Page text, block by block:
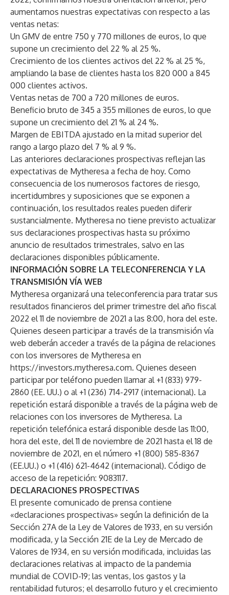
aumentamos nuestras expectativas con respecto a las
ventas netas:
Un GMV de entre 750 y 770 millones de euros, lo que
supone un crecimiento del 22 % al 25 %.
Crecimiento de los clientes activos del 22 % al 25 %,
ampliando la base de clientes hasta los 820 000 a 845
000 clientes activos.
Ventas netas de 700 a 720 millones de euros.
Beneficio bruto de 345 a 355 millones de euros, lo que
supone un crecimiento del 21 % al 24 %.
Margen de EBITDA ajustado en la mitad superior del
rango a largo plazo del 7 % al 9 %.
Las anteriores declaraciones prospectivas reflejan las
expectativas de Mytheresa a fecha de hoy. Como
consecuencia de los numerosos factores de riesgo,
incertidumbres y suposiciones que se exponen a
continuación, los resultados reales pueden diferir
sustancialmente. Mytheresa no tiene previsto actualizar
sus declaraciones prospectivas hasta su próximo
anuncio de resultados trimestrales, salvo en las
declaraciones disponibles públicamente.
INFORMACIÓN SOBRE LA TELECONFERENCIA Y LA
TRANSMISIÓN VÍA WEB
Mytheresa organizará una teleconferencia para tratar sus
resultados financieros del primer trimestre del año fiscal
2022 el 11 de noviembre de 2021 a las 8:00, hora del este.
Quienes deseen participar a través de la transmisión vía
web deberán acceder a través de la página de relaciones
con los inversores de Mytheresa en
https://investors.mytheresa.com. Quienes deseen
participar por teléfono pueden llamar al +1 (833) 979-
2860 (EE. UU.) o al +1 (236) 714-2917 (internacional). La
repetición estará disponible a través de la página web de
relaciones con los inversores de Mytheresa. La
repetición telefónica estará disponible desde las 11:00,
hora del este, del 11 de noviembre de 2021 hasta el 18 de
noviembre de 2021, en el número +1 (800) 585-8367
(EE.UU.) o +1 (416) 621-4642 (internacional). Código de
acceso de la repetición: 9083117.
DECLARACIONES PROSPECTIVAS
El presente comunicado de prensa contiene
«declaraciones prospectivas» según la definición de la
Sección 27A de la Ley de Valores de 1933, en su versión
modificada, y la Sección 21E de la Ley de Mercado de
Valores de 1934, en su versión modificada, incluidas las
declaraciones relativas al impacto de la pandemia
mundial de COVID-19; las ventas, los gastos y la
rentabilidad futuros; el desarrollo futuro y el crecimiento